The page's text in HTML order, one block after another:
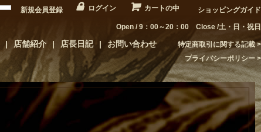
新規会員登録 ログイン カートの中 ショッピングガイド
Open / 9：00～20：00 Close /土・日・祝日
店舗紹介 店長日記 お問い合わせ
特定商取引に関する記載
プライバシーポリシー